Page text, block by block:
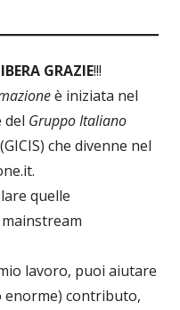
GRAZIE!!!
è iniziata nel
del Gruppo Italiano
(GICIS) che divenne nel
quelle
lavoro, puoi aiutare
enorme) contributo,